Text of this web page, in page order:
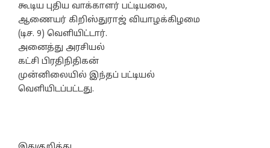
கூடிய புதிய வாக்காளர் பட்டியலை,
ஆணையர் கிறிஸ்துராஜ் வியாழக்கிழமை
(டிச. 9) வெளியிட்டார்.
அனைத்து அரசியல்
கட்சி பிரதிநிதிகன்
முன்னிலையில் இந்தப் பட்டியல்
வெளியிடப்பட்டது.